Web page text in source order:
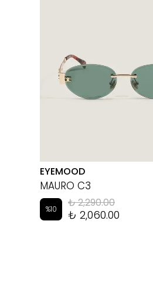
EYEMOOD
MAURO C3
%10 ₺ 2,290.00
₺ 2,060.00